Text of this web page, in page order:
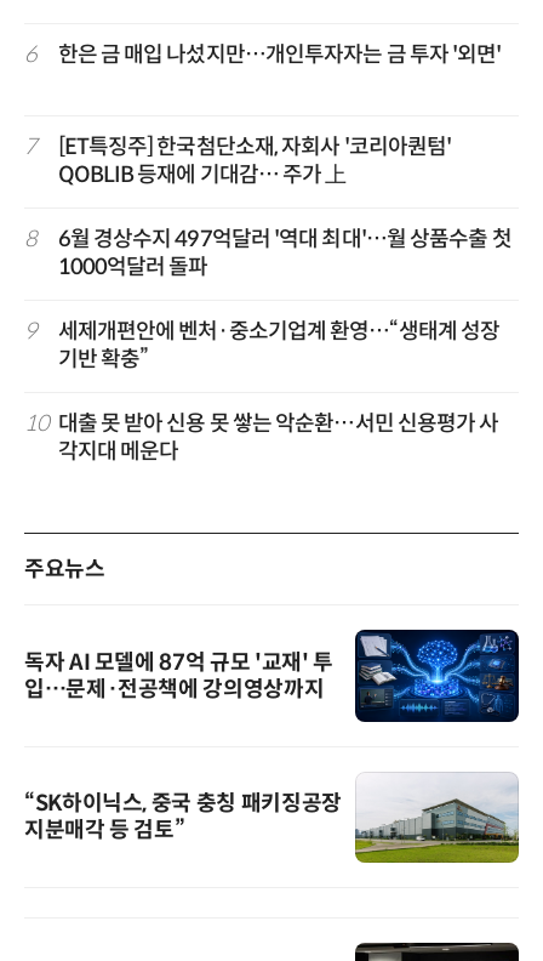
6 한은 금 매입 나섰지만…개인투자자는 금 투자 '외면'
7
[ET특징주] 한국첨단소재, 자회사 '코리아퀀텀'
QOBLIB 등재에 기대감… 주가 上
8
6월 경상수지 497억달러 '역대 최대'…월 상품수출 첫
1000억달러 돌파
9
세제개편안에 벤처·중소기업계 환영…“생태계 성장
기반 확충”
10 대출 못 받아 신용 못 쌓는 악순환…서민 신용평가 사
각지대 메운다
주요뉴스
독자 AI 모델에 87억 규모 '교재' 투
입…문제·전공책에 강의영상까지
“SK하이닉스, 중국 충칭 패키징공장
지분매각 등 검토”